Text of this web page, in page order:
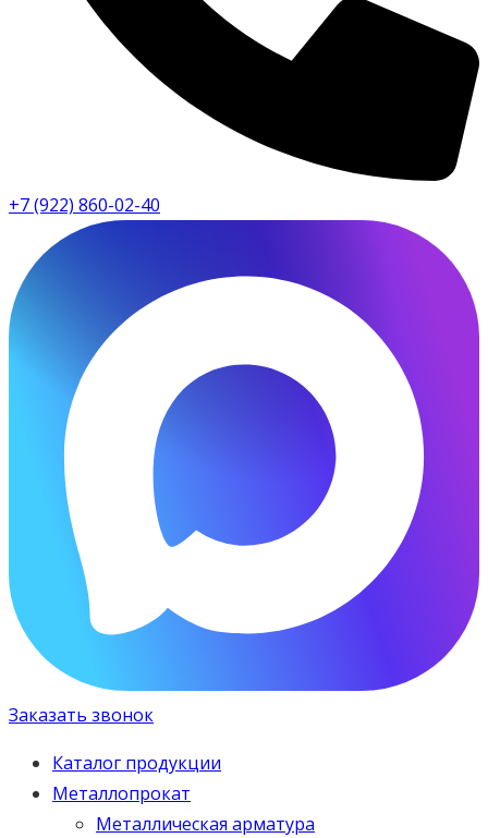
+7 (922) 860-02-40
Заказать звонок
Каталог продукции
Металлопрокат
Металлическая арматура